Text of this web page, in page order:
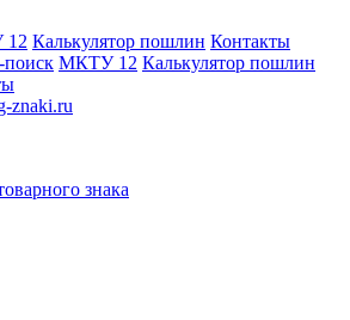
Калькулятор пошлин Контакты
МКТУ 12 Калькулятор пошлин
znaki.ru
знака